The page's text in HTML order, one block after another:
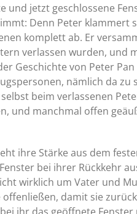
und jetzt geschlossene
Denn Peter klammert
komplett ab. Er
verlassen wurden, und
Geschichte von Peter
nämlich da
beim verlassenen
und manchmal offen
ihre Stärke aus dem
bei ihrer Rückkehr
wirklich um Vater und
damit sie